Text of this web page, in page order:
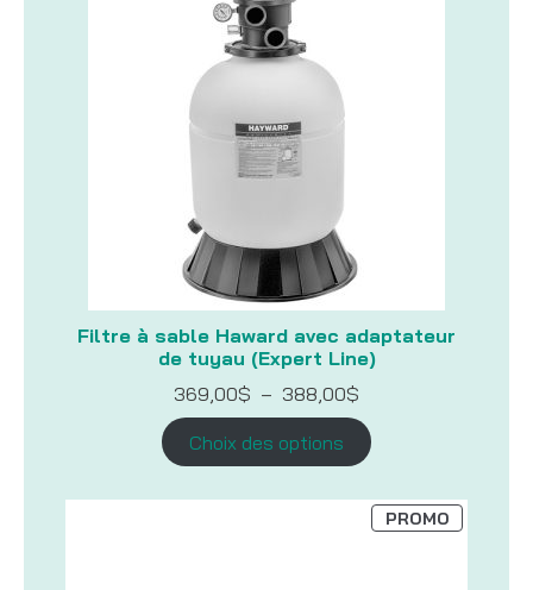
Filtre à sable Haward avec adaptateur
de tuyau (Expert Line)
369,00$ – 388,00$
prix :
369,00$
à
Choix des options
PROMOPRODUIT
EN